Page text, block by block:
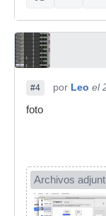
#4 por Leo el
foto
Archivos